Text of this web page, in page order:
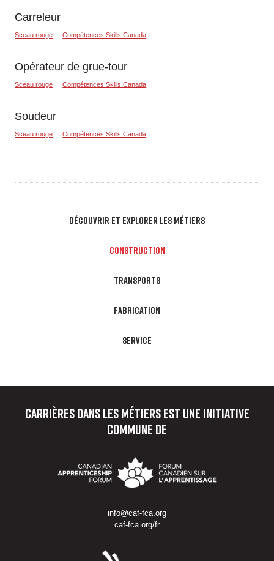
Carreleur
Sceau rouge Compétences Skills Canada
Opérateur de grue-tour
Sceau rouge Compétences Skills Canada
Soudeur
Sceau rouge Compétences Skills Canada
DÉCOUVRIR ET EXPLORER LES MÉTIERS
CONSTRUCTION
TRANSPORTS
FABRICATION
SERVICE
Carrières dans les métiersest une initiative
commune de
info@caf-fca.org
caf-fca.org/fr